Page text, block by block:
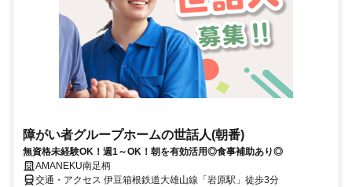
障がい者グループホームの世話人(朝番)
無資格未経験OK！週1～OK！朝を有効活用◎食事補助あり◎
AMANEKU南足柄
交通・アクセス 伊豆箱根鉄道大雄山線「岩原駅」徒歩3分